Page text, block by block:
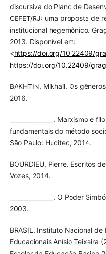
discursiva do Plano de
CEFET/RJ: uma proposta de
institucional hegemônico.
2013. Disponível em:
<https://doi.org/10.22409/
https://doi.org/10.22409/
BAKHTIN, Mikhail. Os
2016.
_______________. Marxismo
fundamentais do método
São Paulo: Hucitec, 2014.
BOURDIEU, Pierre. Escritos
Vozes, 2014.
_______________. O Poder
2003.
BRASIL. Instituto Nacional de
Educacionais Anísio Teixeira